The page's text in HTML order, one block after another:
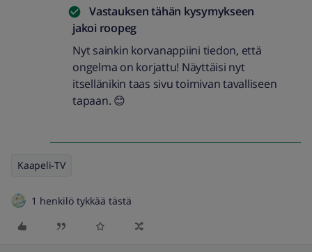
Vastauksen tähän kysymykseen
jakoi roopeg
Nyt sainkin korvanappiini tiedon, että
ongelma on korjattu! Näyttäisi nyt
itsellänikin taas sivu toimivan tavalliseen
tapaan. 😊
Kaapeli-TV
1 henkilö tykkää tästä